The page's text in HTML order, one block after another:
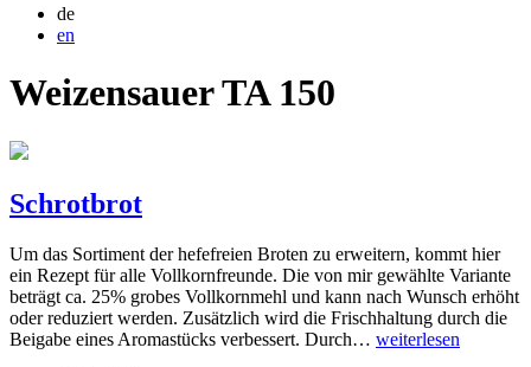
de
en
Weizensauer TA 150
Schrotbrot
Um das Sortiment der hefefreien Broten zu erweitern, kommt hier
ein Rezept für alle Vollkornfreunde. Die von mir gewählte Variante
beträgt ca. 25% grobes Vollkornmehl und kann nach Wunsch erhöht
oder reduziert werden. Zusätzlich wird die Frischhaltung durch die
Beigabe eines Aromastücks verbessert. Durch… weiterlesen